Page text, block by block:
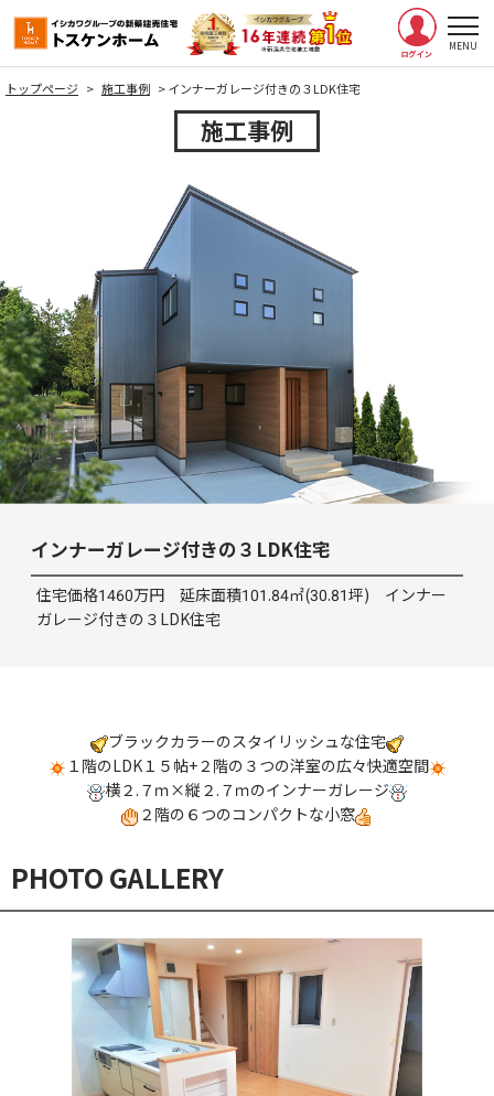
トップページ > 施工事例 >インナーガレージ付きの３LDK住宅
施工事例
インナーガレージ付きの３LDK住宅
住宅価格1460万円 延床面積101.84㎡(30.81坪) インナー
ガレージ付きの３LDK住宅
ブラックカラーのスタイリッシュな住宅
１階のLDK１５帖+２階の３つの洋室の広々快適空間
横２.７ｍ×縦２.７ｍのインナーガレージ
２階の６つのコンパクトな小窓
PHOTO GALLERY